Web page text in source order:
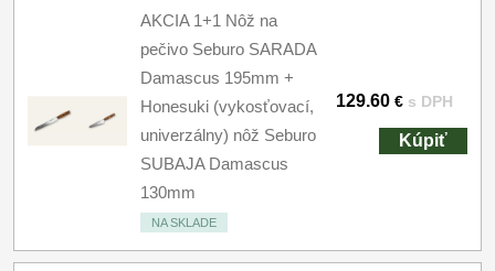
AKCIA 1+1 Nôž na
pečivo Seburo SARADA
Damascus 195mm +
Honesuki (vykosťovací,
univerzálny) nôž Seburo
SUBAJA Damascus
130mm
NA SKLADE
129.60 € s DPH
Kúpiť